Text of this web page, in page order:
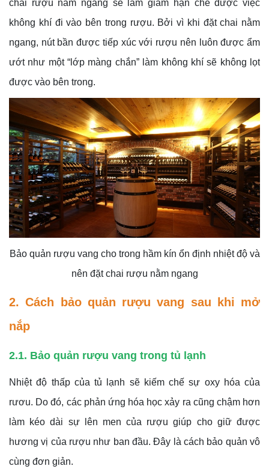
chai rượu nằm ngang sẽ làm giảm hạn chế được việc
không khí đi vào bên trong rượu. Bởi vì khi đặt chai nằm
ngang, nút bần được tiếp xúc với rượu nên luôn được ẩm
ướt như một “lớp màng chắn” làm không khí sẽ không lọt
được vào bên trong.
Bảo quản rượu vang cho trong hầm kín ổn định nhiệt độ và
nên đặt chai rượu nằm ngang
2. Cách bảo quản rượu vang sau khi mở
nắp
2.1. Bảo quản rượu vang trong tủ lạnh
Nhiệt độ thấp của tủ lạnh sẽ kiếm chế sự oxy hóa của
rươu. Do đó, các phản ứng hóa học xảy ra cũng chậm hơn
làm kéo dài sự lên men của rượu giúp cho giữ được
hương vị của rượu như ban đầu. Đây là cách bảo quản vô
cùng đơn giản.